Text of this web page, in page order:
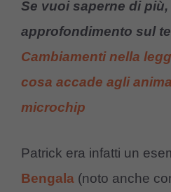
Se vuoi saperne di
approfondimento sul
Cambiamenti nella
cosa accade agli
microchip
Patrick era infatti un
Bengala (noto anche